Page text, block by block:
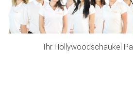
Ihr Hollywoodschaukel